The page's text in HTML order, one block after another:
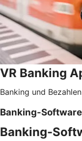
VR Banking
Banking und
Banking-Software
Banking-